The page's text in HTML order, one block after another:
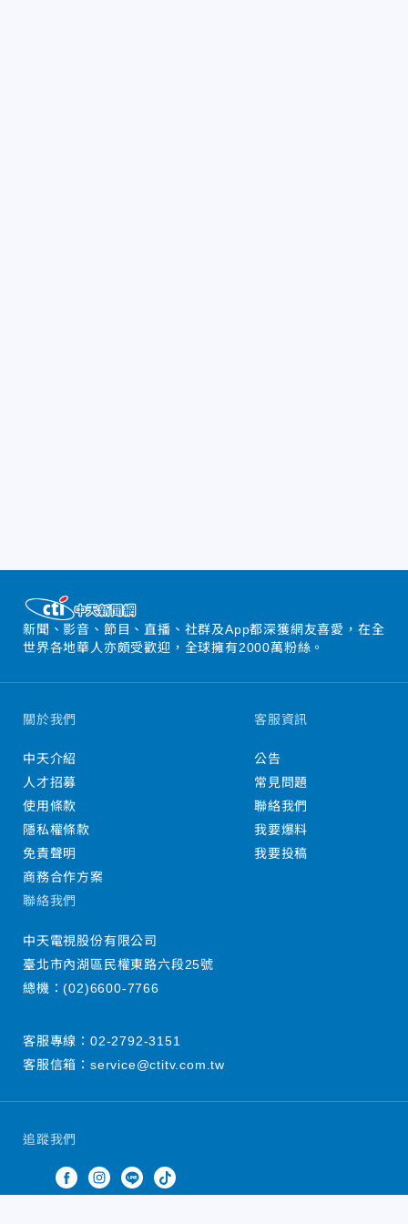
新聞、影音、節目、直播、社群及App都深獲網友喜愛，在全
世界各地華人亦頗受歡迎，全球擁有2000萬粉絲。
追蹤我們
關於我們
中天介紹
人才招募
使用條款
隱私權條款
免責聲明
商務合作方案
客服資訊
公告
常見問題
聯絡我們
我要爆料
我要投稿
聯絡我們
中天電視股份有限公司
臺北市內湖區民權東路六段25號
總機：(02)6600-7766
客服專線： 02-2792-3151
客服信箱： service@ctitv.com.tw